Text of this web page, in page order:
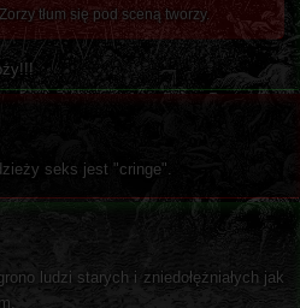
tłum się pod sceną tworzy.
seks jest "cringe".
ludzi starych i zniedołężniałych jak